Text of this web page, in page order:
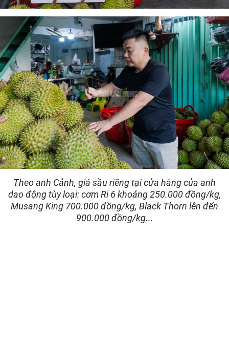
Theo anh Cảnh, giá sầu riêng tại cửa hàng của anh
dao động tùy loại: cơm Ri 6 khoảng 250.000 đồng/kg,
Musang King 700.000 đồng/kg, Black Thorn lên đến
900.000 đồng/kg...